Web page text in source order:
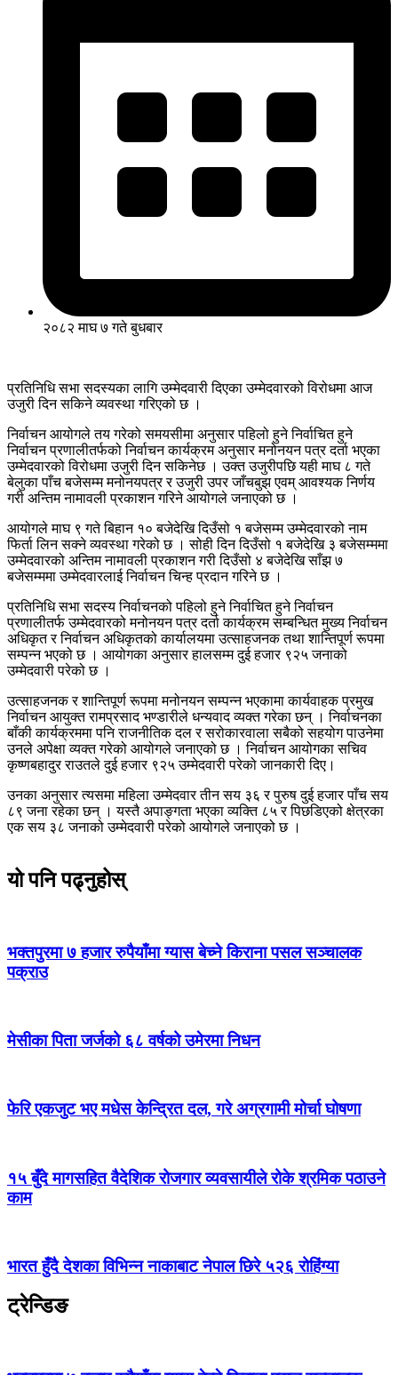
२०८२ माघ ७ गते बुधबार
प्रतिनिधि सभा सदस्यका लागि उम्मेदवारी दिएका उम्मेदवारको विरोधमा आज
उजुरी दिन सकिने व्यवस्था गरिएको छ ।
निर्वाचन आयोगले तय गरेको समयसीमा अनुसार पहिलो हुने निर्वाचित हुने
निर्वाचन प्रणालीतर्फको निर्वाचन कार्यक्रम अनुसार मनोनयन पत्र दर्ता भएका
उम्मेदवारको विरोधमा उजुरी दिन सकिनेछ । उक्त उजुरीपछि यही माघ ८ गते
बेलुका पाँच बजेसम्म मनोनयपत्र र उजुरी उपर जाँचबुझ एवम् आवश्यक निर्णय
गरी अन्तिम नामावली प्रकाशन गरिने आयोगले जनाएको छ ।
आयोगले माघ ९ गते बिहान १० बजेदेखि दिउँसो १ बजेसम्म उम्मेदवारको नाम
फिर्ता लिन सक्ने व्यवस्था गरेको छ । सोही दिन दिउँसो १ बजेदेखि ३ बजेसम्ममा
उम्मेदवारको अन्तिम नामावली प्रकाशन गरी दिउँसो ४ बजेदेखि साँझ ७
बजेसम्ममा उम्मेदवारलाई निर्वाचन चिन्ह प्रदान गरिने छ ।
प्रतिनिधि सभा सदस्य निर्वाचनको पहिलो हुने निर्वाचित हुने निर्वाचन
प्रणालीतर्फ उम्मेदवारको मनोनयन पत्र दर्ता कार्यक्रम सम्बन्धित मुख्य निर्वाचन
अधिकृत र निर्वाचन अधिकृतको कार्यालयमा उत्साहजनक तथा शान्तिपूर्ण रूपमा
सम्पन्न भएको छ । आयोगका अनुसार हालसम्म दुई हजार ९२५ जनाको
उम्मेदवारी परेको छ ।
उत्साहजनक र शान्तिपूर्ण रूपमा मनोनयन सम्पन्न भएकामा कार्यवाहक प्रमुख
निर्वाचन आयुक्त रामप्रसाद भण्डारीले धन्यवाद व्यक्त गरेका छन् । निर्वाचनका
बाँकी कार्यक्रममा पनि राजनीतिक दल र सरोकारवाला सबैको सहयोग पाउनेमा
उनले अपेक्षा व्यक्त गरेको आयोगले जनाएको छ । निर्वाचन आयोगका सचिव
कृष्णबहादुर राउतले दुई हजार ९२५ उम्मेदवारी परेको जानकारी दिए।
उनका अनुसार त्यसमा महिला उम्मेदवार तीन सय ३६ र पुरुष दुई हजार पाँच सय
८९ जना रहेका छन् । यस्तै अपाङ्गता भएका व्यक्ति ८५ र पिछडिएको क्षेत्रका
एक सय ३८ जनाको उम्मेदवारी परेको आयोगले जनाएको छ ।
यो पनि पढ्नुहोस्
भक्तपुरमा ७ हजार रुपैयाँमा ग्यास बेच्ने किराना पसल सञ्चालक
पक्राउ
मेसीका पिता जर्जको ६८ वर्षको उमेरमा निधन
फेरि एकजुट भए मधेस केन्द्रित दल, गरे अग्रगामी मोर्चा घोषणा
१५ बुँदे मागसहित वैदेशिक रोजगार व्यवसायीले रोके श्रमिक पठाउने
काम
भारत हुँदै देशका विभिन्न नाकाबाट नेपाल छिरे ५२६ रोहिंग्या
ट्रेन्डिङ